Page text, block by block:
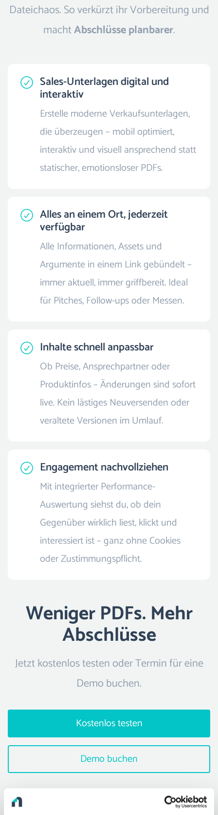
Dateichaos. So verkürzt ihr Vorbereitung und
machtAbschlüsse planbarer.
Sales-Unterlagen digital und
interaktiv
Erstelle moderne Verkaufsunterlagen,
die überzeugen – mobil optimiert,
interaktiv und visuell ansprechend statt
statischer, emotionsloser PDFs.
Alles an einem Ort, jederzeit
verfügbar
Alle Informationen, Assets und
Argumente in einem Link gebündelt –
immer aktuell, immer griffbereit. Ideal
für Pitches, Follow-ups oder Messen.
Inhalte schnell anpassbar
Ob Preise, Ansprechpartner oder
Produktinfos – Änderungen sind sofort
live. Kein lästiges Neuversenden oder
veraltete Versionen im Umlauf.
Engagement nachvollziehen
Mit integrierter Performance-
Auswertung siehst du, ob dein
Gegenüber wirklich liest, klickt und
interessiert ist – ganz ohne Cookies
oder Zustimmungspflicht.
Weniger PDFs. Mehr
Abschlüsse
Jetzt kostenlos testen oder Termin für eine
Demo buchen.
Kostenlos testen
Demo buchen